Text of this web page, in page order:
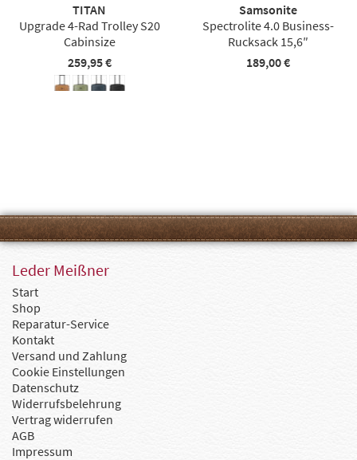
TITAN
Upgrade 4-Rad Trolley S20
Cabinsize
259,95 €
Samsonite
Spectrolite 4.0 Business-
Rucksack 15,6″
189,00 €
Leder Meißner
Start
Shop
Reparatur-Service
Kontakt
Versand und Zahlung
Cookie Einstellungen
Datenschutz
Widerrufsbelehrung
Vertrag widerrufen
AGB
Impressum